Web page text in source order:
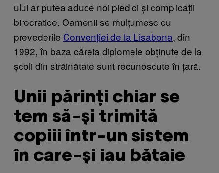
ului ar putea aduce noi piedici și complicații
birocratice. Oamenii se mulțumesc cu
prevederile Convenției de la Lisabona, din
1992, în baza căreia diplomele obținute de la
școli din străinătate sunt recunoscute în țară.
Unii părinți chiar se
tem să-și trimită
copiii într-un sistem
în care-și iau bătaie